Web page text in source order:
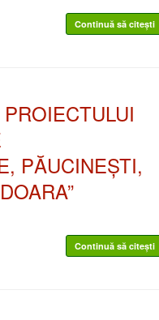
Continuă să citești
PĂUCINEȘTI,
Continuă să citești